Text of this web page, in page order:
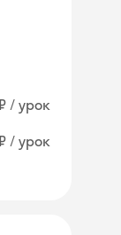
/ урок
/ урок